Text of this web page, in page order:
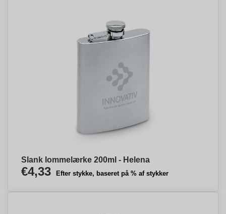
Slank lommelærke 200ml - Helena
€4,33 Efter stykke, baseret på % af stykker